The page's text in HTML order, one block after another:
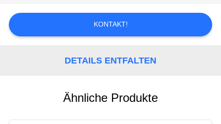
NACHRICHTEN
KONTAKT!
DETAILS ENTFALTEN
Ähnliche Produkte